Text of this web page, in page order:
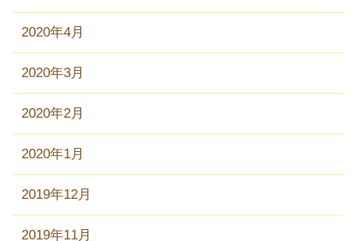
2020年4月
2020年3月
2020年2月
2020年1月
2019年12月
2019年11月